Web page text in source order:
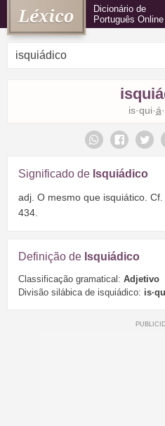
Dicionário de
Português Online
is·qui·á
Significado de Isquiádico
adj. O mesmo que isquiático. Cf.
434.
Definição de Isquiádico
Classificação gramatical: Adjetivo
Divisão silábica de isquiádico: